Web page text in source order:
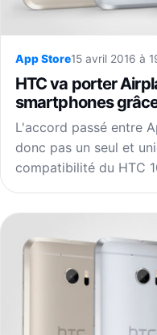
App Store15 avril 2016 à
HTC va porter
smartphones
L'accord passé entre
donc pas un seul et
compatibilité du HTC